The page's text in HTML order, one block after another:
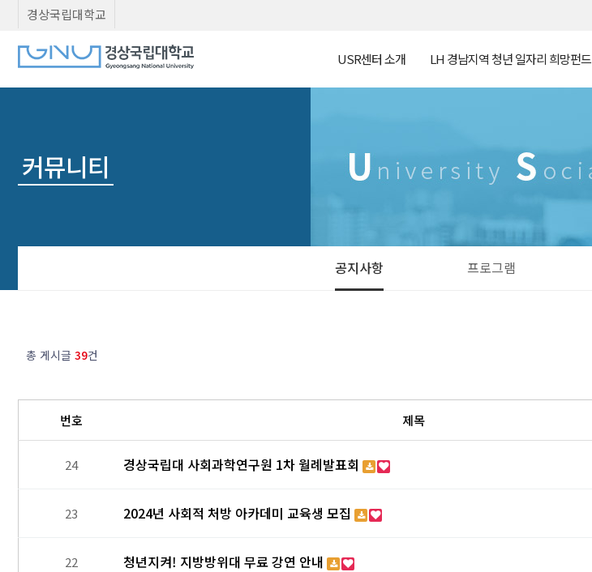
경상국립대학교
USR센터 소개 LH 경남지역 청년 일자리 희망펀드
공지사항 프로그램
커뮤니티
총 게시글 39건
번호 제목
24 경상국립대 사회과학연구원 1차 월례발표회
23 2024년 사회적 처방 아카데미 교육생 모집
22 청년지켜! 지방방위대 무료 강연 안내